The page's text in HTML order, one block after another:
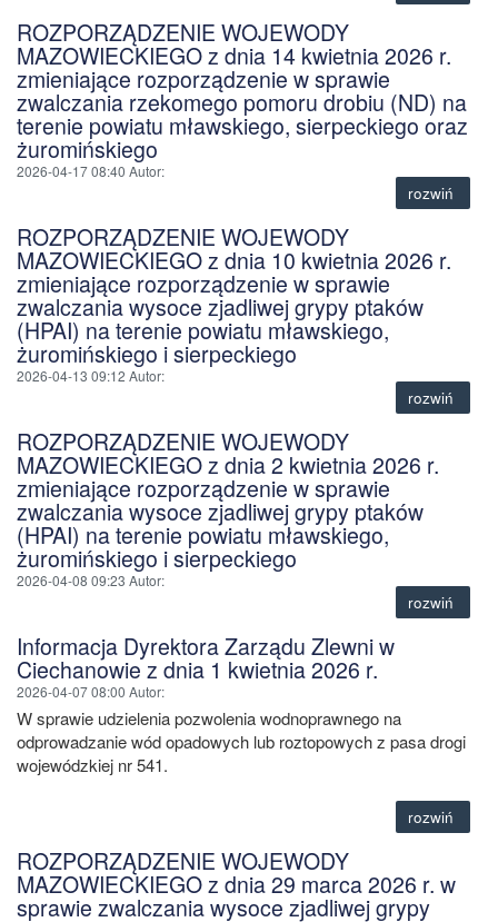
ROZPORZĄDZENIE WOJEWODY
MAZOWIECKIEGO z dnia 14 kwietnia 2026 r.
zmieniające rozporządzenie w sprawie
zwalczania rzekomego pomoru drobiu (ND) na
terenie powiatu mławskiego, sierpeckiego oraz
żuromińskiego
2026-04-17 08:40 Autor:
rozwiń
ROZPORZĄDZENIE WOJEWODY
MAZOWIECKIEGO z dnia 10 kwietnia 2026 r.
zmieniające rozporządzenie w sprawie
zwalczania wysoce zjadliwej grypy ptaków
(HPAI) na terenie powiatu mławskiego,
żuromińskiego i sierpeckiego
2026-04-13 09:12 Autor:
rozwiń
ROZPORZĄDZENIE WOJEWODY
MAZOWIECKIEGO z dnia 2 kwietnia 2026 r.
zmieniające rozporządzenie w sprawie
zwalczania wysoce zjadliwej grypy ptaków
(HPAI) na terenie powiatu mławskiego,
żuromińskiego i sierpeckiego
2026-04-08 09:23 Autor:
rozwiń
Informacja Dyrektora Zarządu Zlewni w
Ciechanowie z dnia 1 kwietnia 2026 r.
2026-04-07 08:00 Autor:
W sprawie udzielenia pozwolenia wodnoprawnego na
odprowadzanie wód opadowych lub roztopowych z pasa drogi
wojewódzkiej nr 541.
rozwiń
ROZPORZĄDZENIE WOJEWODY
MAZOWIECKIEGO z dnia 29 marca 2026 r. w
sprawie zwalczania wysoce zjadliwej grypy